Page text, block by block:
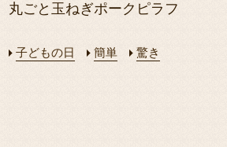
丸ごと玉ねぎポークピラフ
子どもの日 簡単 驚き